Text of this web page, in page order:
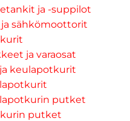
ja -suppilot
sähkömoottorit
ja varaosat
keulapotkurit
putket
putket